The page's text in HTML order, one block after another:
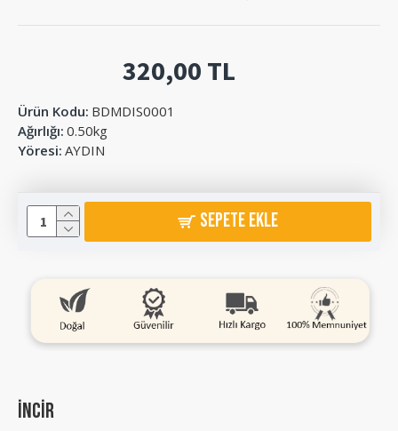
Ürün Kodu: BDMDIS0001
Ağırlığı: 0.50kg
Yöresi: AYDIN
320,00 TL
SEPETE EKLE
incir